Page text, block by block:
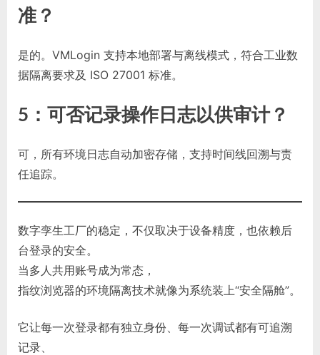
准？
是的。VMLogin 支持本地部署与离线模式，符合工业数
据隔离要求及 ISO 27001 标准。
5 ：可否记录操作日志以供审计？
可，所有环境日志自动加密存储，支持时间线回溯与责
任追踪。
数字孪生工厂的稳定，不仅取决于设备精度，也依赖后
台登录的安全。
当多人共用账号成为常态，
指纹浏览器的环境隔离技术就像为系统装上“安全隔舱”。
它让每一次登录都有独立身份、每一次调试都有可追溯
记录、